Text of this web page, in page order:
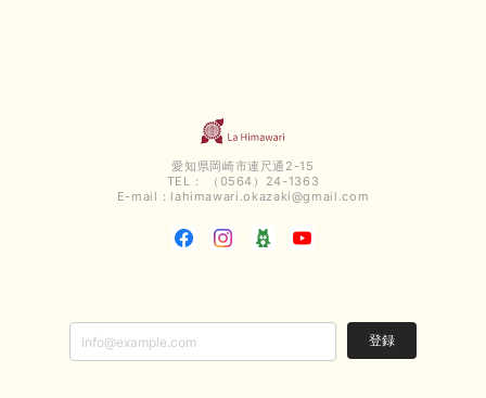
愛知県岡崎市連尺通2-15
TEL： （0564）24-1363
E-mail： lahimawari.okazaki@gmail.com
登録